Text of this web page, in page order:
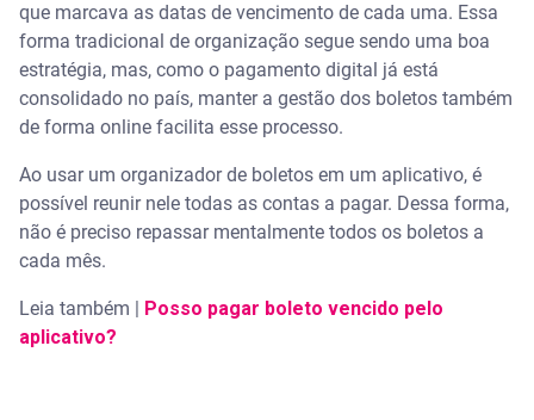
que marcava as datas de vencimento de cada uma. Essa
forma tradicional de organização segue sendo uma boa
estratégia, mas, como o pagamento digital já está
consolidado no país, manter a gestão dos boletos também
de forma online facilita esse processo.
Ao usar um organizador de boletos em um aplicativo, é
possível reunir nele todas as contas a pagar. Dessa forma,
não é preciso repassar mentalmente todos os boletos a
cada mês.
Leia também |
Posso pagar boleto vencido pelo
aplicativo?